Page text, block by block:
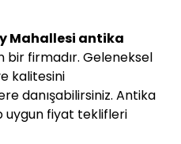
Mahallesi antika
bir firmadır. Geleneksel
kalitesini
danışabilirsiniz. Antika
uygun fiyat teklifleri